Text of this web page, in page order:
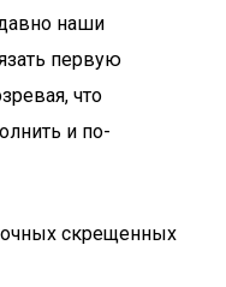
наши
первую
что
и по-
скрещенных